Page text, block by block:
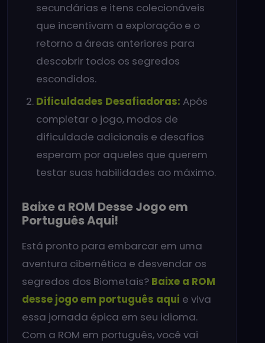
secundárias e itens colecionáveis
que incentivam a exploração e o
retorno a áreas anteriores para
descobrir todos os segredos
escondidos.
Dificuldades Desafiadoras: Após
completar o jogo, modos de
dificuldade adicionais e desafios
esperam por aqueles que querem
testar suas habilidades ao máximo.
Baixe a ROM Desse Jogo em
Português Aqui!
Está pronto para embarcar em uma
aventura cibernética e desvendar os
segredos dos Biometais? Baixe a ROM
desse jogo em português aqui e viva
essa jornada épica em seu idioma.
Com a ROM em português, você vai